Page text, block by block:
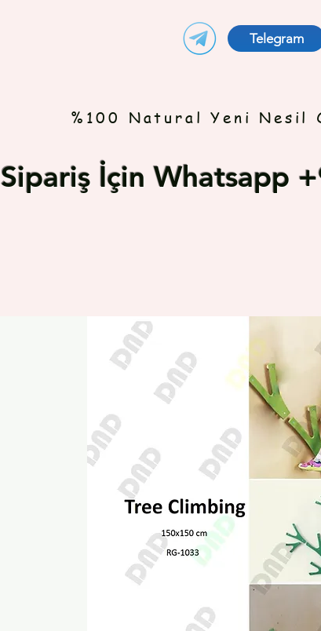
Telegram
%100 Natural Yeni Nesil
Sipariş İçin Whatsapp